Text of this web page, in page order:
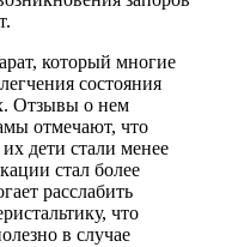
который многие
состояния
Отзывы о нем
отмечают, что
дети стали менее
стал более
расслабить
что
в случае